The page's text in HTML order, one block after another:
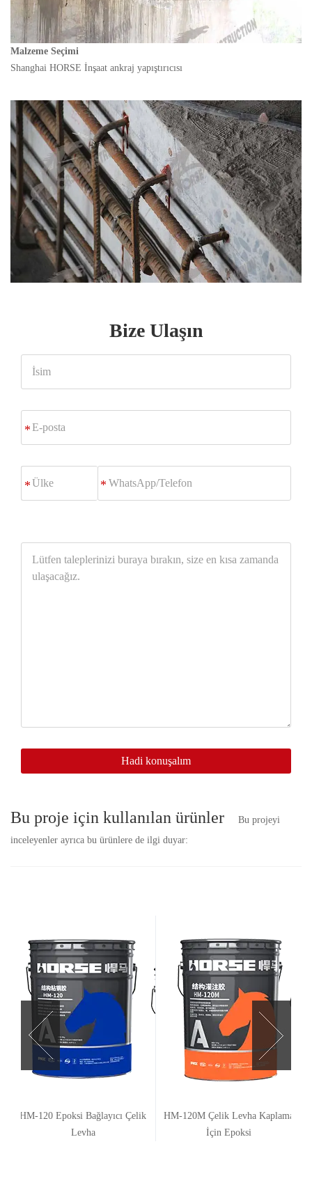
Malzeme Seçimi
Shanghai HORSE İnşaat ankraj yapıştırıcısı
Bize Ulaşın
*
posta
*
taleplerinizi
buraya
Hadi konuşalım
Bu proje için kullanılan ürünler
Bu projeyi
inceleyenler ayrıca bu ürünlere de ilgi duyar:
HM-120 Epoksi Bağlayıcı Çelik
Levha
HM-120M Çelik Levha Kaplama
İçin Epoksi